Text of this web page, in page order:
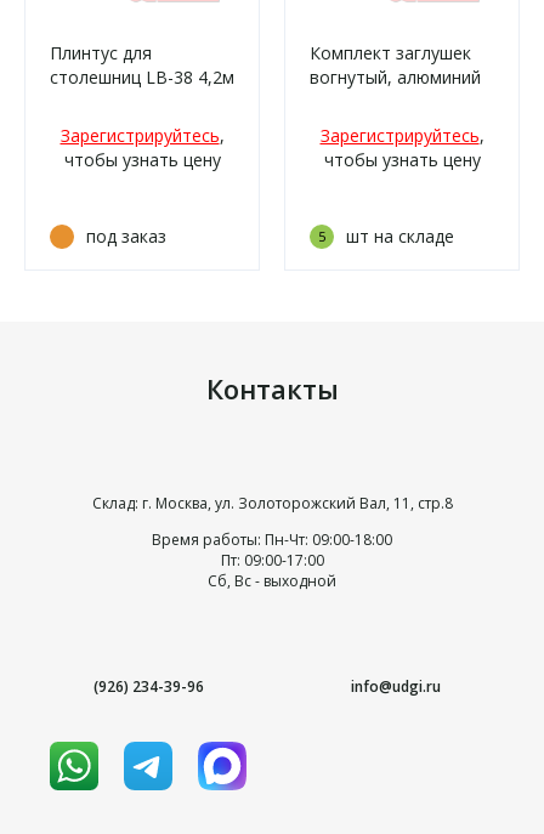
Плинтус для
столешниц LB-38 4,2м
(3043м/210)
Зарегистрируйтесь,
чтобы узнать цену
под заказ
Комплект заглушек
вогнутый, алюминий
Зарегистрируйтесь,
чтобы узнать цену
5 шт на складе
Контакты
Склад: г. Москва, ул. Золоторожский Вал, 11, стр.8
Время работы: Пн-Чт: 09:00-18:00
Пт: 09:00-17:00
Сб, Вс - выходной
(926) 234-39-96 info@udgi.ru